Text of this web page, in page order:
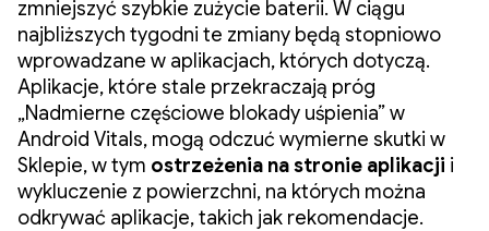
zmniejszyć szybkie zużycie baterii. W ciągu
najbliższych tygodni te zmiany będą stopniowo
wprowadzane w aplikacjach, których dotyczą.
Aplikacje, które stale przekraczają próg
„Nadmierne częściowe blokady uśpienia” w
Android Vitals, mogą odczuć wymierne skutki w
Sklepie, w tym ostrzeżenia na stronie aplikacji i
wykluczenie z powierzchni, na których można
odkrywać aplikacje, takich jak rekomendacje.